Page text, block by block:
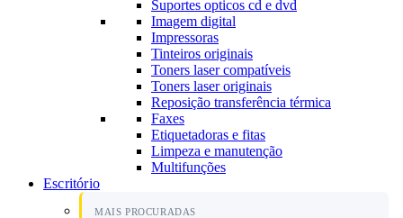
Suportes opticos cd e dvd
Imagem digital
Impressoras
Tinteiros originais
Toners laser compatíveis
Toners laser originais
Reposição transferência térmica
Faxes
Etiquetadoras e fitas
Limpeza e manutenção
Multifunções
Escritório
MAIS PROCURADAS